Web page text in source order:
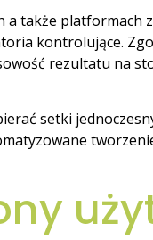
a także
kontrolujące.
rezultatu na
setki